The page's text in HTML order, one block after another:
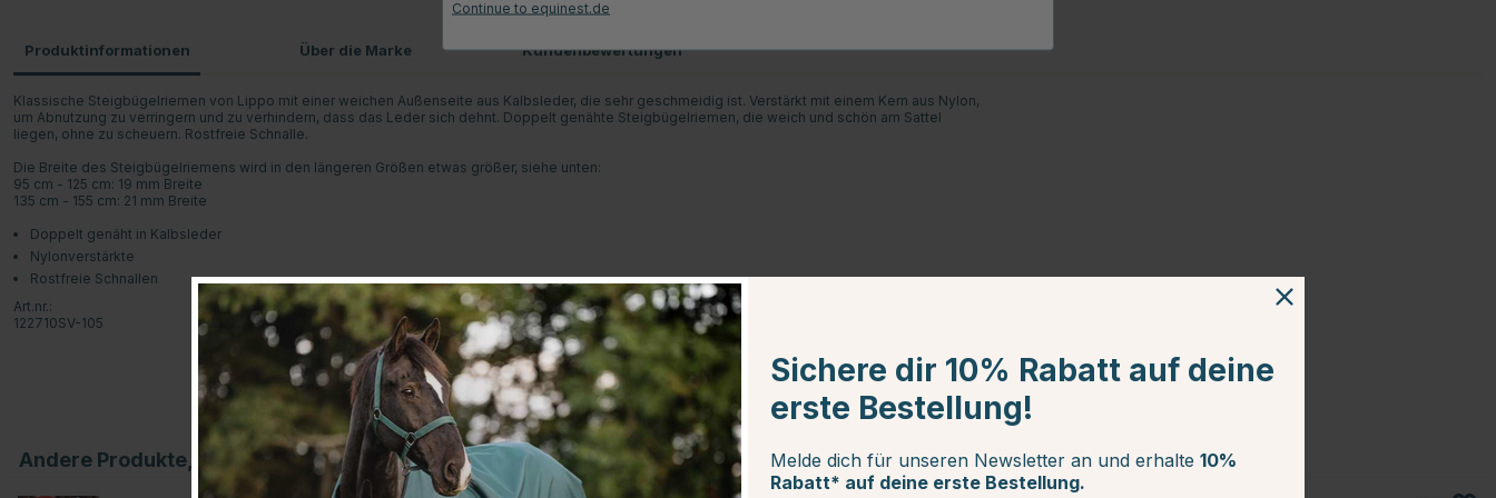
Produktinformationen
Klassische Steigbügelriemen von Lippo mit einer weichen Außenseite aus Kalbsleder, die sehr geschmeidig ist. Verstärkt mit einem Kern aus Nylon,
um Abnutzung zu verringern und zu verhindern, dass das Leder sich dehnt. Doppelt genähte Steigbügelriemen, die weich und schön am Sattel
liegen, ohne zu scheuern. Rostfreie Schnalle.
Die Breite des Steigbügelriemens wird in den längeren Größen etwas größer, siehe unten:
95 cm - 125 cm: 19 mm Breite
135 cm - 155 cm: 21 mm Breite
Doppelt genäht in Kalbsleder
Nylonverstärkte
Rostfreie Schnallen
Art.nr.:
122710SV-105
Über die Marke Kundenbewertungen
Andere Produkte, die Ihnen gefallen könnten
Continue to equinest.de
Sichere dir 10% Rabatt auf deine
erste Bestellung!
Melde dich für unseren Newsletter an und erhalte 10%
Rabatt* auf deine erste Bestellung.